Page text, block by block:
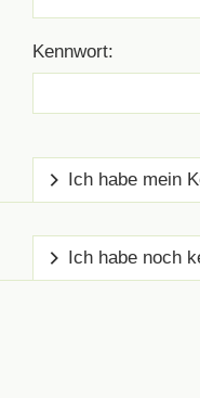
Kennwort:
Ich habe mein
Ich habe noch